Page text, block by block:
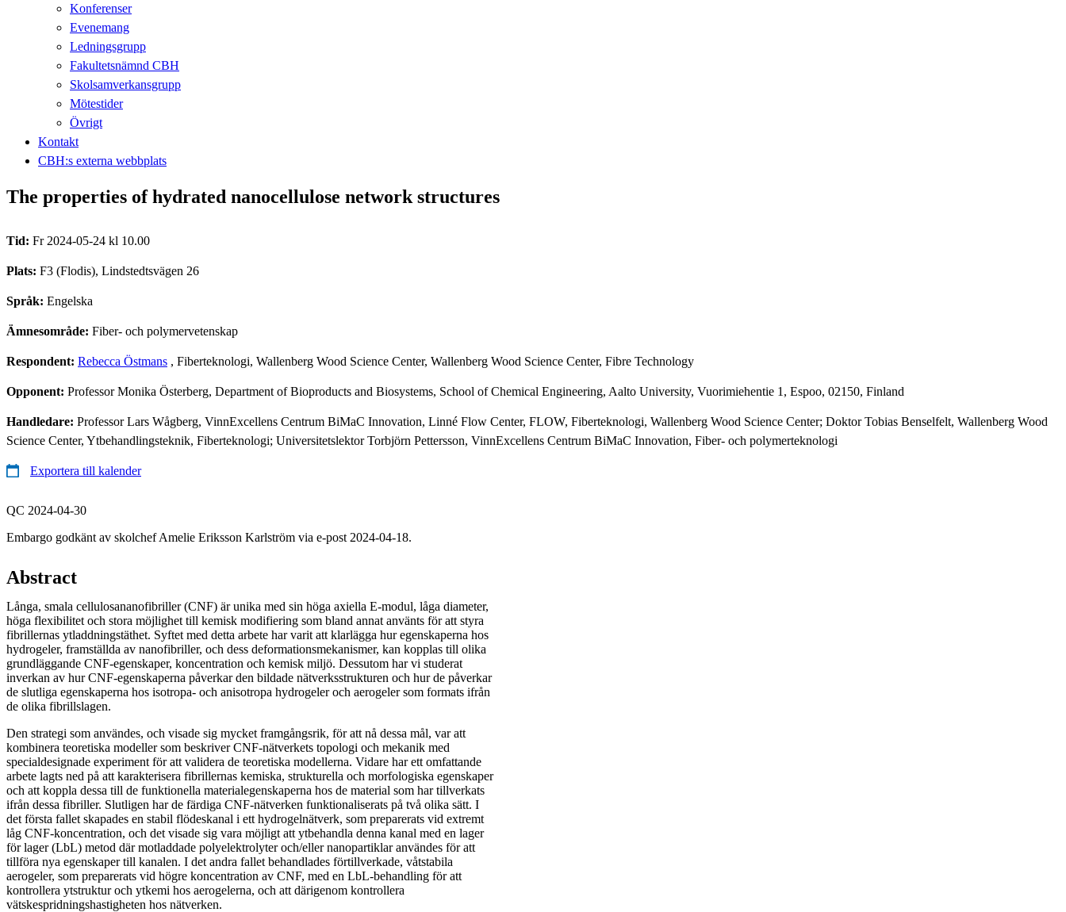
Konferenser
Evenemang
Ledningsgrupp
Fakultetsnämnd CBH
Skolsamverkansgrupp
Mötestider
Övrigt
Kontakt
CBH:s externa webbplats
The properties of hydrated nanocellulose network structures
Tid: Fr 2024-05-24 kl 10.00
Plats: F3 (Flodis), Lindstedtsvägen 26
Språk: Engelska
Ämnesområde: Fiber- och polymervetenskap
Respondent: Rebecca Östmans , Fiberteknologi, Wallenberg Wood Science Center, Wallenberg Wood Science Center, Fibre Technology
Opponent: Professor Monika Österberg, Department of Bioproducts and Biosystems, School of Chemical Engineering, Aalto University, Vuorimiehentie 1, Espoo, 02150, Finland
Handledare: Professor Lars Wågberg, VinnExcellens Centrum BiMaC Innovation, Linné Flow Center, FLOW, Fiberteknologi, Wallenberg Wood Science Center; Doktor Tobias Benselfelt, Wallenberg Wood
Science Center, Ytbehandlingsteknik, Fiberteknologi; Universitetslektor Torbjörn Pettersson, VinnExcellens Centrum BiMaC Innovation, Fiber- och polymerteknologi
Exportera till kalender
QC 2024-04-30
Embargo godkänt av skolchef Amelie Eriksson Karlström via e-post 2024-04-18.
Abstract
Långa, smala cellulosananofibriller (CNF) är unika med sin höga axiella E-modul, låga diameter,
höga flexibilitet och stora möjlighet till kemisk modifiering som bland annat använts för att styra
fibrillernas ytladdningstäthet. Syftet med detta arbete har varit att klarlägga hur egenskaperna hos
hydrogeler, framställda av nanofibriller, och dess deformationsmekanismer, kan kopplas till olika
grundläggande CNF-egenskaper, koncentration och kemisk miljö. Dessutom har vi studerat
inverkan av hur CNF-egenskaperna påverkar den bildade nätverksstrukturen och hur de påverkar
de slutliga egenskaperna hos isotropa- och anisotropa hydrogeler och aerogeler som formats ifrån
de olika fibrillslagen.
Den strategi som användes, och visade sig mycket framgångsrik, för att nå dessa mål, var att
kombinera teoretiska modeller som beskriver CNF-nätverkets topologi och mekanik med
specialdesignade experiment för att validera de teoretiska modellerna. Vidare har ett omfattande
arbete lagts ned på att karakterisera fibrillernas kemiska, strukturella och morfologiska egenskaper
och att koppla dessa till de funktionella materialegenskaperna hos de material som har tillverkats
ifrån dessa fibriller. Slutligen har de färdiga CNF-nätverken funktionaliserats på två olika sätt. I
det första fallet skapades en stabil flödeskanal i ett hydrogelnätverk, som preparerats vid extremt
låg CNF-koncentration, och det visade sig vara möjligt att ytbehandla denna kanal med en lager
för lager (LbL) metod där motladdade polyelektrolyter och/eller nanopartiklar användes för att
tillföra nya egenskaper till kanalen. I det andra fallet behandlades förtillverkade, våtstabila
aerogeler, som preparerats vid högre koncentration av CNF, med en LbL-behandling för att
kontrollera ytstruktur och ytkemi hos aerogelerna, och att därigenom kontrollera
vätskespridningshastigheten hos nätverken.